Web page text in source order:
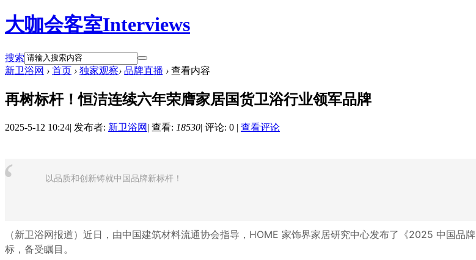
大咖会客室Interviews
搜索
新卫浴网 › 首页 › 独家观察› 品牌直播 › 查看内容
再树标杆！恒洁连续六年荣膺家居国货卫浴行业领军品牌
2025-5-12 10:24| 发布者: 新卫浴网 | 查看: 18530| 评论: 0 | 查看评论
以品质和创新铸就中国品牌新标杆！
（新卫浴网报道）近日，由中国建筑材料流通协会指导，HOME 家饰界家居研究中心发布了《2025 中国品
标，备受瞩目。